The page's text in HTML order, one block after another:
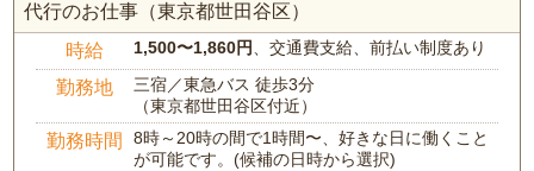
代行のお仕事（東京都世田谷区）
時給 1,500〜1,860円、交通費支給、前払い制度あり
勤務地
三宿／東急バス 徒歩3分
（東京都世田谷区付近）
勤務時間
8時～20時の間で1時間〜、好きな日に働くこと
が可能です。(候補の日時から選択)